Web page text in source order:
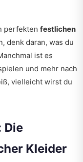
perfekten festlichen
denk daran, was du
ist es
und mehr nach
vielleicht wirst du
Die
Kleider